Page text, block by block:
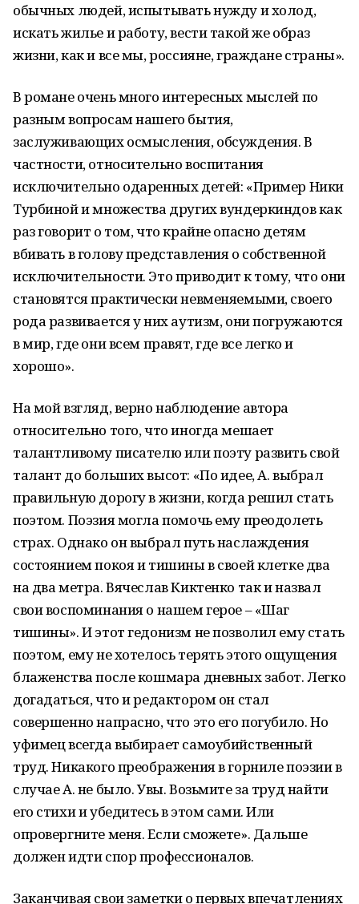
обычных людей, испытывать нужду и холод,
искать жилье и работу, вести такой же образ
жизни, как и все мы, россияне, граждане страны».
В романе очень много интересных мыслей по
разным вопросам нашего бытия,
заслуживающих осмысления, обсуждения. В
частности, относительно воспитания
исключительно одаренных детей: «Пример Ники
Турбиной и множества других вундеркиндов как
раз говорит о том, что крайне опасно детям
вбивать в голову представления о собственной
исключительности. Это приводит к тому, что они
становятся практически невменяемыми, своего
рода развивается у них аутизм, они погружаются
в мир, где они всем правят, где все легко и
хорошо».
На мой взгляд, верно наблюдение автора
относительно того, что иногда мешает
талантливому писателю или поэту развить свой
талант до больших высот: «По идее, А. выбрал
правильную дорогу в жизни, когда решил стать
поэтом. Поэзия могла помочь ему преодолеть
страх. Однако он выбрал путь наслаждения
состоянием покоя и тишины в своей клетке два
на два метра. Вячеслав Киктенко так и назвал
свои воспоминания о нашем герое – «Шаг
тишины». И этот гедонизм не позволил ему стать
поэтом, ему не хотелось терять этого ощущения
блаженства после кошмара дневных забот. Легко
догадаться, что и редактором он стал
совершенно напрасно, что это его погубило. Но
уфимец всегда выбирает самоубийственный
труд. Никакого преображения в горниле поэзии в
случае А. не было. Увы. Возьмите за труд найти
его стихи и убедитесь в этом сами. Или
опровергните меня. Если сможете». Дальше
должен идти спор профессионалов.
Заканчивая свои заметки о первых впечатлениях